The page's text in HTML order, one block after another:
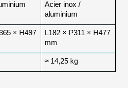
Acier inox /
aluminium
× H497
L182 × P311 × H477
mm
≈ 14,25 kg